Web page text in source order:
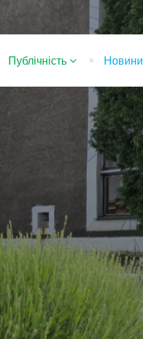
Публічність Новини